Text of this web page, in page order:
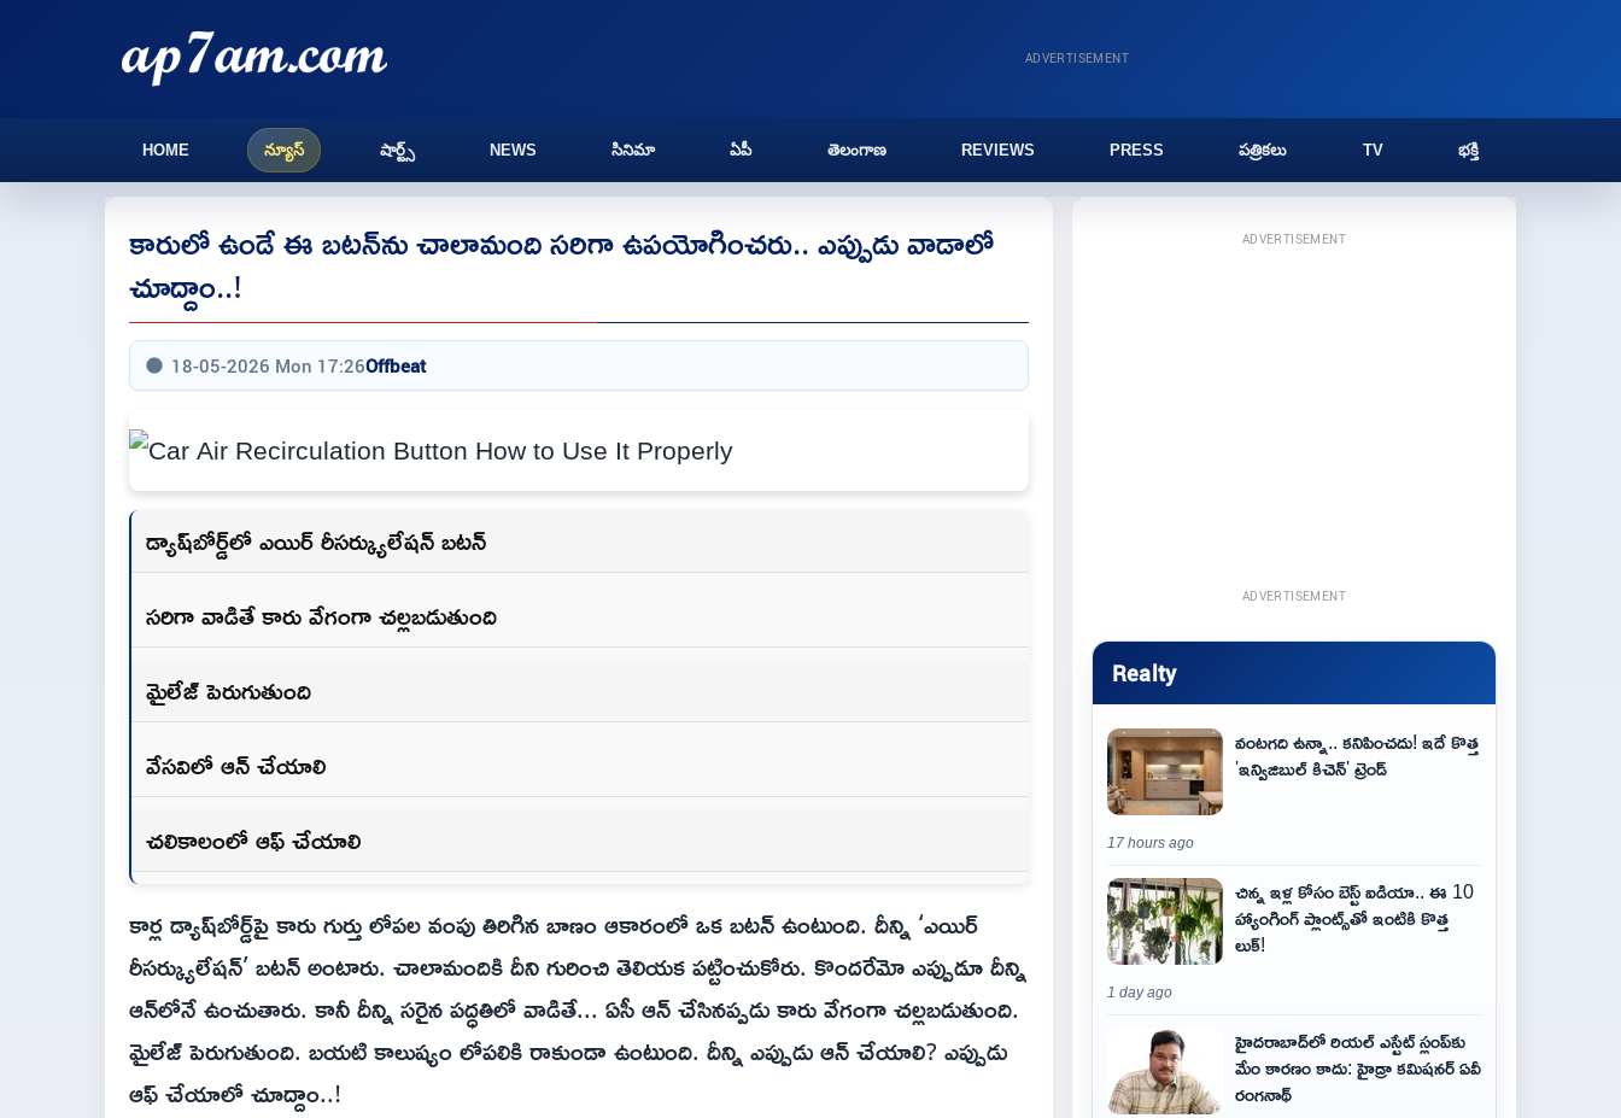
ADVERTISEMENT
HOME న్యూస్ షార్ట్స్ NEWS సినిమా ఏపీ తెలంగాణ REVIEWS PRESS పత్రికలు TV భక్తి
కారులో ఉండే ఈ బటన్‌ను చాలామంది సరిగా ఉపయోగించరు.. ఎప్పుడు వాడాలో
చూద్దాం..!
18-05-2026 Mon 17:26Offbeat
డ్యాష్‌బోర్డ్‌లో ఎయిర్‌ రీసర్క్యులేషన్‌ బటన్‌
సరిగా వాడితే కారు వేగంగా చల్లబడుతుంది
మైలేజ్‌ పెరుగుతుంది
వేసవిలో ఆన్‌ చేయాలి
చలికాలంలో ఆఫ్‌ చేయాలి
కార్ల డ్యాష్‌బోర్డ్‌పై కారు గుర్తు లోపల వంపు తిరిగిన బాణం ఆకారంలో ఒక బటన్ ఉంటుంది. దీన్ని ‘ఎయిర్
రీసర్క్యులేషన్’ బటన్ అంటారు. చాలామందికి దీని గురించి తెలియక పట్టించుకోరు. కొందరేమో ఎప్పుడూ దీన్ని
ఆన్‌లోనే ఉంచుతారు. కానీ దీన్ని సరైన పద్ధతిలో వాడితే... ఏసీ ఆన్ చేసినప్పడు కారు వేగంగా చల్లబడుతుంది.
మైలేజ్ పెరుగుతుంది. బయటి కాలుష్యం లోపలికి రాకుండా ఉంటుంది. దీన్ని ఎప్పుడు ఆన్ చేయాలి? ఎప్పుడు
ఆఫ్ చేయాలో చూద్దాం..!
ADVERTISEMENT
ADVERTISEMENT
Realty
వంటగది ఉన్నా.. కనిపించదు! ఇదే కొత్త
'ఇన్విజిబుల్ కిచెన్' ట్రెండ్
17 hours ago
చిన్న ఇళ్ల కోసం బెస్ట్ ఐడియా.. ఈ 10
హ్యాంగింగ్ ప్లాంట్స్‌తో ఇంటికి కొత్త
లుక్!
1 day ago
హైదరాబాద్‌లో రియల్ ఎస్టేట్ స్లంప్‌కు
మేం కారణం కాదు: హైడ్రా కమిషనర్ ఏవీ
రంగనాథ్